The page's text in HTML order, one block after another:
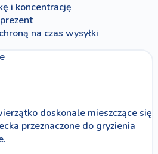
i koncentrację
na czas wysyłki
doskonale mieszczące się
przeznaczone do gryzienia